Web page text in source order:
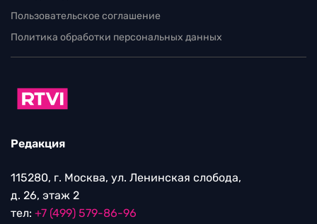
Пользовательское соглашение
Политика обработки персональных данных
Редакция
115280, г. Москва, ул. Ленинская слобода,
д. 26, этаж 2
тел: +7 (499) 579-86-96